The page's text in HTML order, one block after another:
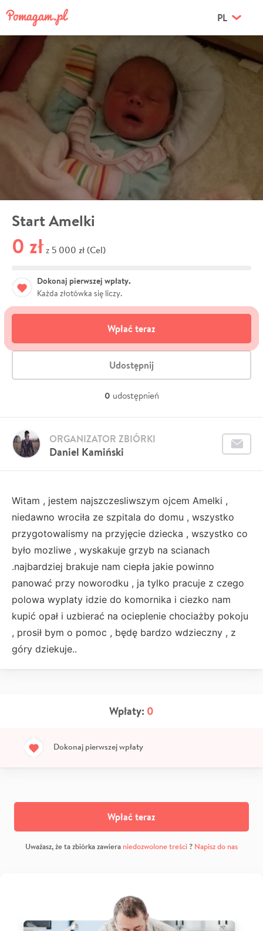
PL
Start Amelki
0 zł z 5 000 zł (Cel)
Dokonaj pierwszej wpłaty.
Każda złotówka się liczy.
Wpłać teraz
Udostępnij
0 udostępnień
Daniel Kamiński
ORGANIZATOR ZBIÓRKI
Witam , jestem najszczesliwszym ojcem Amelki ,
niedawno wrociła ze szpitala do domu , wszystko
przygotowalismy na przyjęcie dziecka , wszystko co
było mozliwe , wyskakuje grzyb na scianach
.najbardziej brakuje nam ciepła jakie powinno
panować przy noworodku , ja tylko pracuje z czego
polowa wyplaty idzie do komornika i ciezko nam
kupić opał i uzbierać na ocieplenie chociażby pokoju
, prosił bym o pomoc , będę bardzo wdzieczny , z
góry dziekuje..
Wpłaty: 0
Dokonaj pierwszej wpłaty
Wpłać teraz
Uważasz, że ta zbiórka zawiera niedozwolone treści? Napisz do nas